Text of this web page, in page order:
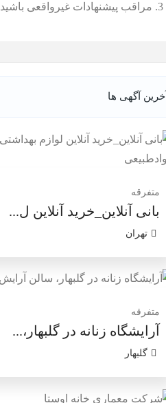
مراقب پیشنهادات غیرواقعی باشید
آخرین آگهی ها
متفرقه
بانی آنلاین_خرید آنلاین ل...
تهران
متفرقه
آرایشگاه زنانه در گلبهار،...
گلبهار